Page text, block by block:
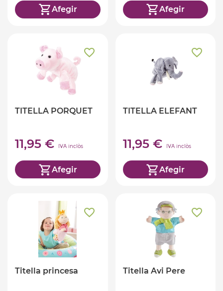
Afegir Afegir
TITELLA PORQUET
11,95 € IVA inclòs
Afegir
TITELLA ELEFANT
11,95 € IVA inclòs
Afegir
Titella princesa Titella Avi Pere